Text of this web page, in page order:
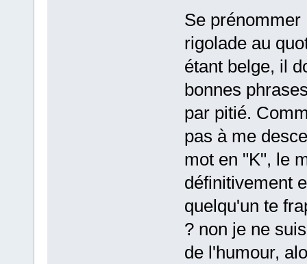
Se prénommer
rigolade au
étant belge, il
bonnes
par pitié.
pas à me
mot en "K", le
définitivement
quelqu'un te
? non je ne
de l'humour,